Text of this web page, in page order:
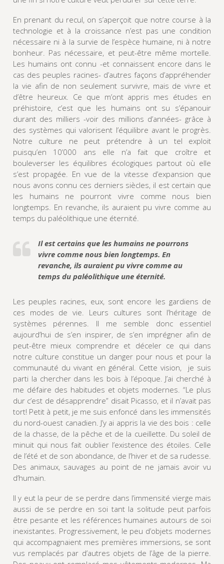
En prenant du recul, on s’aperçoit que notre course à la
technologie et à la croissance n’est pas une condition
nécessaire ni à la survie de l’espèce humaine, ni à notre
bonheur. Pas nécessaire, et peut-être même mortelle.
Les humains ont connu -et connaissent encore dans le
cas des peuples racines- d’autres façons d’appréhender
la vie afin de non seulement survivre, mais de vivre et
d’être heureux. Ce que m’ont appris mes études en
préhistoire, c’est que les humains ont su s’épanouir
durant des milliers -voir des millions d’années- grâce à
des systèmes qui valorisent l’équilibre avant le progrès.
Notre culture ne peut prétendre à un tel exploit
puisqu’en 10’000 ans elle n’a fait que croître et
bouleverser les équilibres écologiques partout où elle
s’est propagée. En vue de la vitesse d’expansion que
nous avons connu ces derniers siècles, il est certain que
les humains ne pourront vivre comme nous bien
longtemps. En revanche, ils auraient pu vivre comme au
temps du paléolithique une éternité.
Il est certains que les humains ne pourrons
vivre comme nous bien longtemps. En
revanche, ils auraient pu vivre comme au
temps du paléolithique une éternité.
Les peuples racines, eux, sont encore les gardiens de
ces modes de vie. Leurs cultures sont l’héritage de
systèmes pérennes. Il me semble donc essentiel
aujourd’hui de s’en inspirer, de s’en imprégner afin de
peut-être mieux comprendre et déceler ce qui dans
notre culture constitue un danger pour nous et pour la
communauté du vivant en général. Cette vision, je suis
parti la chercher dans les bois à l’époque. J’ai cherché à
me défaire des habitudes et objets modernes. “Le plus
dur c’est de désapprendre” disait Picasso, et il n’avait pas
tort! Petit à petit, je me suis enfoncé dans les immensités
du nord-ouest canadien. J’y ai appris la vie des bois : celle
de la chasse, de la pêche et de la cueillette. Du soleil de
minuit qui nous fait oublier l’existence des étoiles. Celle
de l’été et de son abondance, de l’hiver et de sa rudesse.
Des animaux, sauvages au point de ne jamais avoir vu
d’humain.
Il y eut la peur de se perdre dans l’immensité vierge mais
aussi de se perdre en soi tant la solitude peut parfois
être pesante et les références humaines autours de soi
inexistantes. Progressivement, le peu d’objets modernes
qui accompagnaient mes premières immersions, se sont
vus remplacés par d’autres objets de l’âge de la pierre.